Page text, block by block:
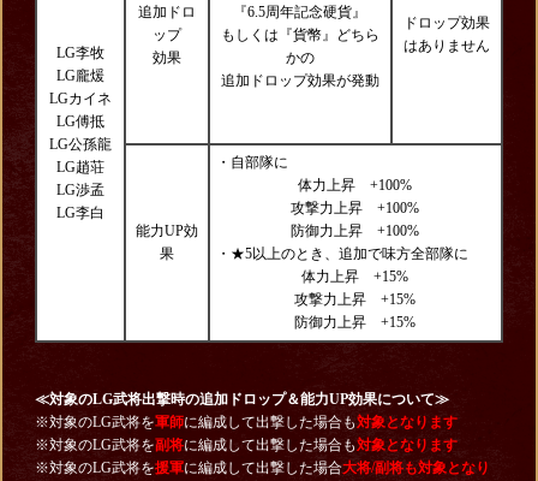
LG李牧
LG龐煖
LGカイネ
LG傅抵
LG公孫龍
LG趙荘
LG渉孟
LG李白
追加ドロ
ップ
効果
『6.5周年記念硬貨』
もしくは『貨幣』どちら
かの
追加ドロップ効果が発動
ドロップ効果
はありません
能力UP効
果
・自部隊に
体力上昇 +100%
攻撃力上昇 +100%
防御力上昇 +100%
・★5以上のとき、追加で味方全部隊に
体力上昇 +15%
攻撃力上昇 +15%
防御力上昇 +15%
≪対象のLG武将出撃時の追加ドロップ＆能力UP効果について≫
※対象のLG武将を軍師に編成して出撃した場合も対象となります
※対象のLG武将を副将に編成して出撃した場合も対象となります
※対象のLG武将を援軍に編成して出撃した場合大将/副将も対象となり